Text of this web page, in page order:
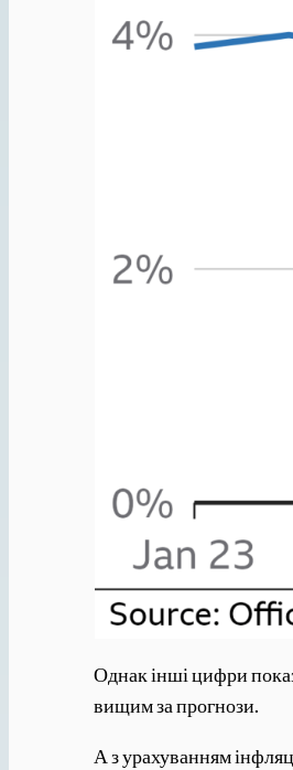
Однак інші цифри
вищим за прогнози.
А з урахуванням